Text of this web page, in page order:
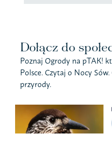
Dołącz do
Poznaj Ogrody na pTAK!
Polsce. Czytaj o Nocy
przyrody.